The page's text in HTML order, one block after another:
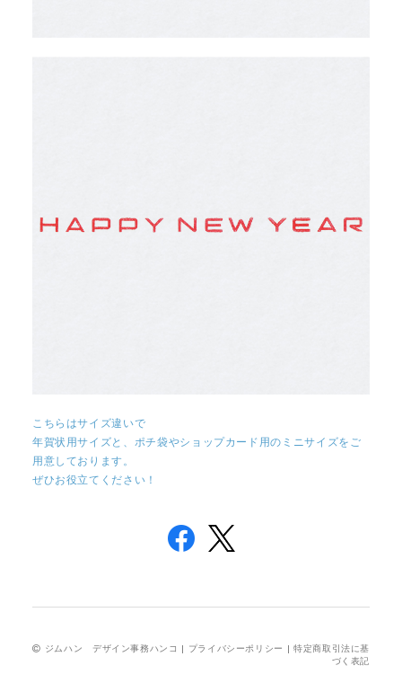
こちらはサイズ違いで
年賀状用サイズと、ポチ袋やショップカード用のミニサイズをご
用意しております。
ぜひお役立てください！
ジムハン デザイン事務ハンコ | プライバシーポリシー | 特定商取引法に基
づく表記